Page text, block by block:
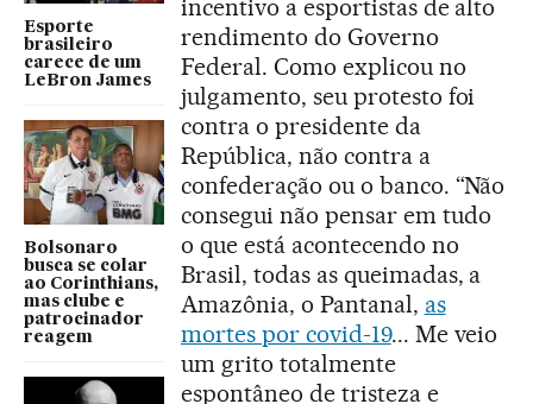
Esporte
brasileiro
carece de um
LeBron James
Bolsonaro
busca se colar
ao Corinthians,
mas clube e
patrocinador
reagem
incentivo a esportistas de alto
rendimento do Governo
Federal. Como explicou no
julgamento, seu protesto foi
contra o presidente da
República, não contra a
confederação ou o banco. “Não
consegui não pensar em tudo
o que está acontecendo no
Brasil, todas as queimadas, a
Amazônia, o Pantanal, as
mortes por covid-19... Me veio
um grito totalmente
espontâneo de tristeza e